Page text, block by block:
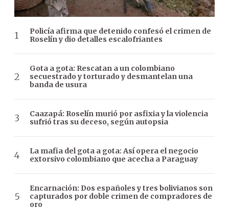
Policía afirma que detenido confesó el crimen de
Roselín y dio detalles escalofriantes
Gota a gota: Rescatan a un colombiano
secuestrado y torturado y desmantelan una
banda de usura
Caazapá: Roselín murió por asfixia y la violencia
sufrió tras su deceso, según autopsia
La mafia del gota a gota: Así opera el negocio
extorsivo colombiano que acecha a Paraguay
Encarnación: Dos españoles y tres bolivianos son
capturados por doble crimen de compradores de
oro